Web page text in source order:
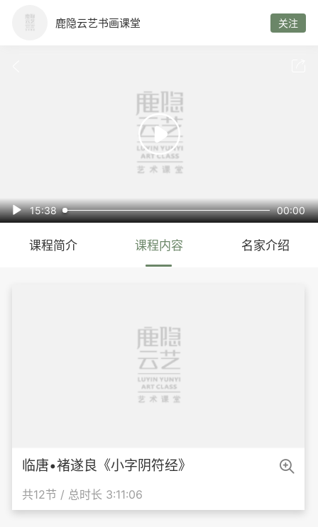
鹿隐云艺书画课堂 关注

 15:38 00:00
课程简介 课程内容 名家介绍
临唐•褚遂良《小字阴符经》
共12节 / 总时长 3:11:06
